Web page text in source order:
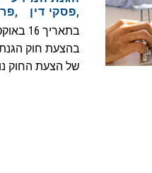
פסקי דין
של הצעת החוק